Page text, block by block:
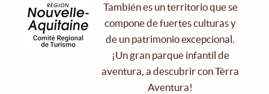
También es un territorio que se
compone de fuertes culturas y
de un patrimonio excepcional.
¡Un gran parque infantil de
aventura, a descubrir con Tèrra
Aventura!